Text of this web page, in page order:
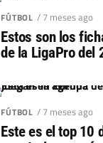
FÚTBOL / 7 meses ago
Estos son los
de la LigaPro del
FÚTBOL / 7 meses ago
Este es el top 10